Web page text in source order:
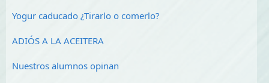
Yogur caducado ¿Tirarlo o comerlo?
ADIÓS A LA ACEITERA
Nuestros alumnos opinan